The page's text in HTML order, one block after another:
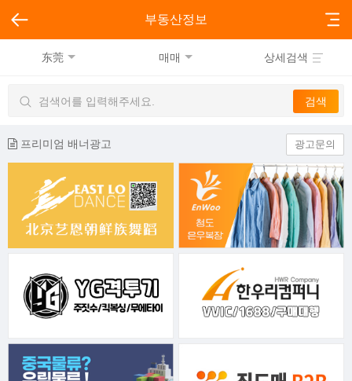
부동산정보
东莞 매매 상세검색
프리미엄 배너광고 광고문의